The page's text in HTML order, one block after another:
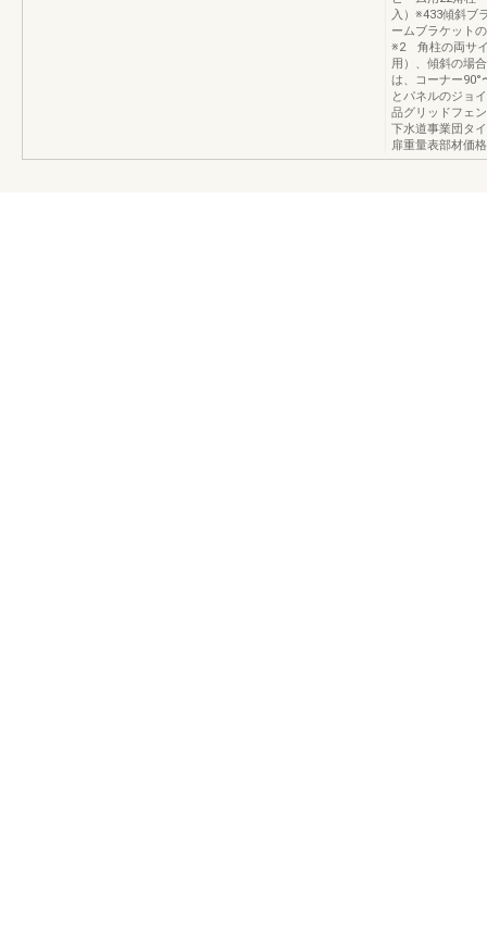
入）※433傾斜ブ
ームブラケット
※2 角柱の両サイ
用）、傾斜の場
は、コーナー
とパネルのジョ
品グリッドフェ
下水道事業団タ
扉重量表部材価